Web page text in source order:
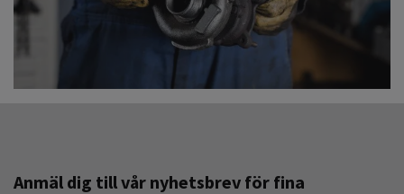
Anmäl dig till vår nyhetsbrev för fina